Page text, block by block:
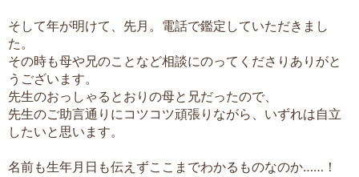
そして年が明けて、先月。電話で鑑定していただきまし
た。
その時も母や兄のことなど相談にのってくださりありがと
うございます。
先生のおっしゃるとおりの母と兄だったので、
先生のご助言通りにコツコツ頑張りながら、いずれは自立
したいと思います。
名前も生年月日も伝えずここまでわかるものなのか……！